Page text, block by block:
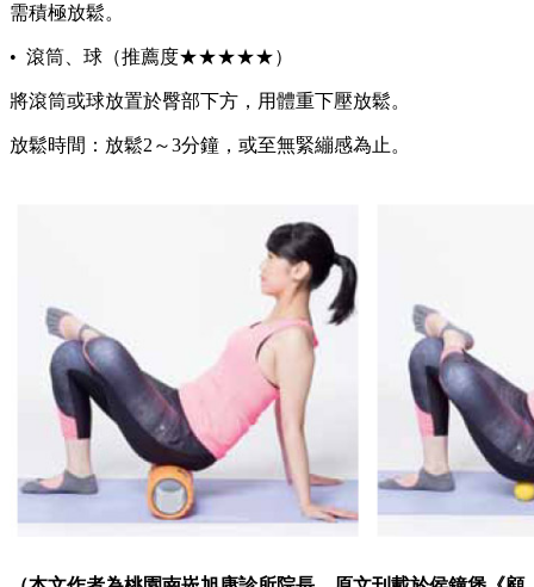
需積極放鬆。
• 滾筒、球（推薦度★★★★★）
將滾筒或球放置於臀部下方，用體重下壓放鬆。
放鬆時間：放鬆2～3分鐘，或至無緊繃感為止。